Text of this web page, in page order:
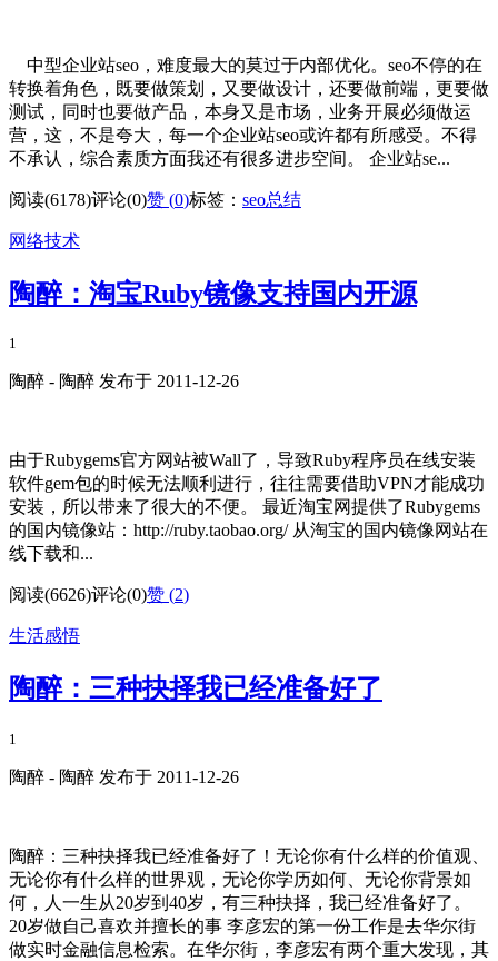
中型企业站seo，难度最大的莫过于内部优化。seo不停的在
转换着角色，既要做策划，又要做设计，还要做前端，更要做
测试，同时也要做产品，本身又是市场，业务开展必须做运
营，这，不是夸大，每一个企业站seo或许都有所感受。不得
不承认，综合素质方面我还有很多进步空间。 企业站se...
阅读(6178)评论(0)赞 (0)标签： seo总结
网络技术
陶醉：淘宝Ruby镜像支持国内开源
1
陶醉 - 陶醉 发布于 2011-12-26
由于Rubygems官方网站被Wall了，导致Ruby程序员在线安装
软件gem包的时候无法顺利进行，往往需要借助VPN才能成功
安装，所以带来了很大的不便。 最近淘宝网提供了Rubygems
的国内镜像站：http://ruby.taobao.org/ 从淘宝的国内镜像网站在
线下载和...
阅读(6626)评论(0)赞 (2)
生活感悟
陶醉：三种抉择我已经准备好了
1
陶醉 - 陶醉 发布于 2011-12-26
陶醉：三种抉择我已经准备好了！无论你有什么样的价值观、
无论你有什么样的世界观，无论你学历如何、无论你背景如
何，人一生从20岁到40岁，有三种抉择，我已经准备好了。
20岁做自己喜欢并擅长的事 李彦宏的第一份工作是去华尔街
做实时金融信息检索。在华尔街，李彦宏有两个重大发现，其